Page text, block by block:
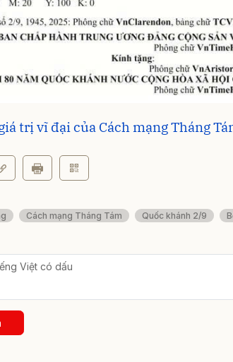
trị vĩ đại của Cách mạng Tháng
Cách mạng Tháng Tám Quốc khánh 2/9